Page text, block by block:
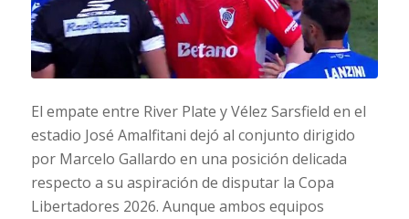
El empate entre River Plate y Vélez Sarsfield en el
estadio José Amalfitani dejó al conjunto dirigido
por Marcelo Gallardo en una posición delicada
respecto a su aspiración de disputar la Copa
Libertadores 2026. Aunque ambos equipos